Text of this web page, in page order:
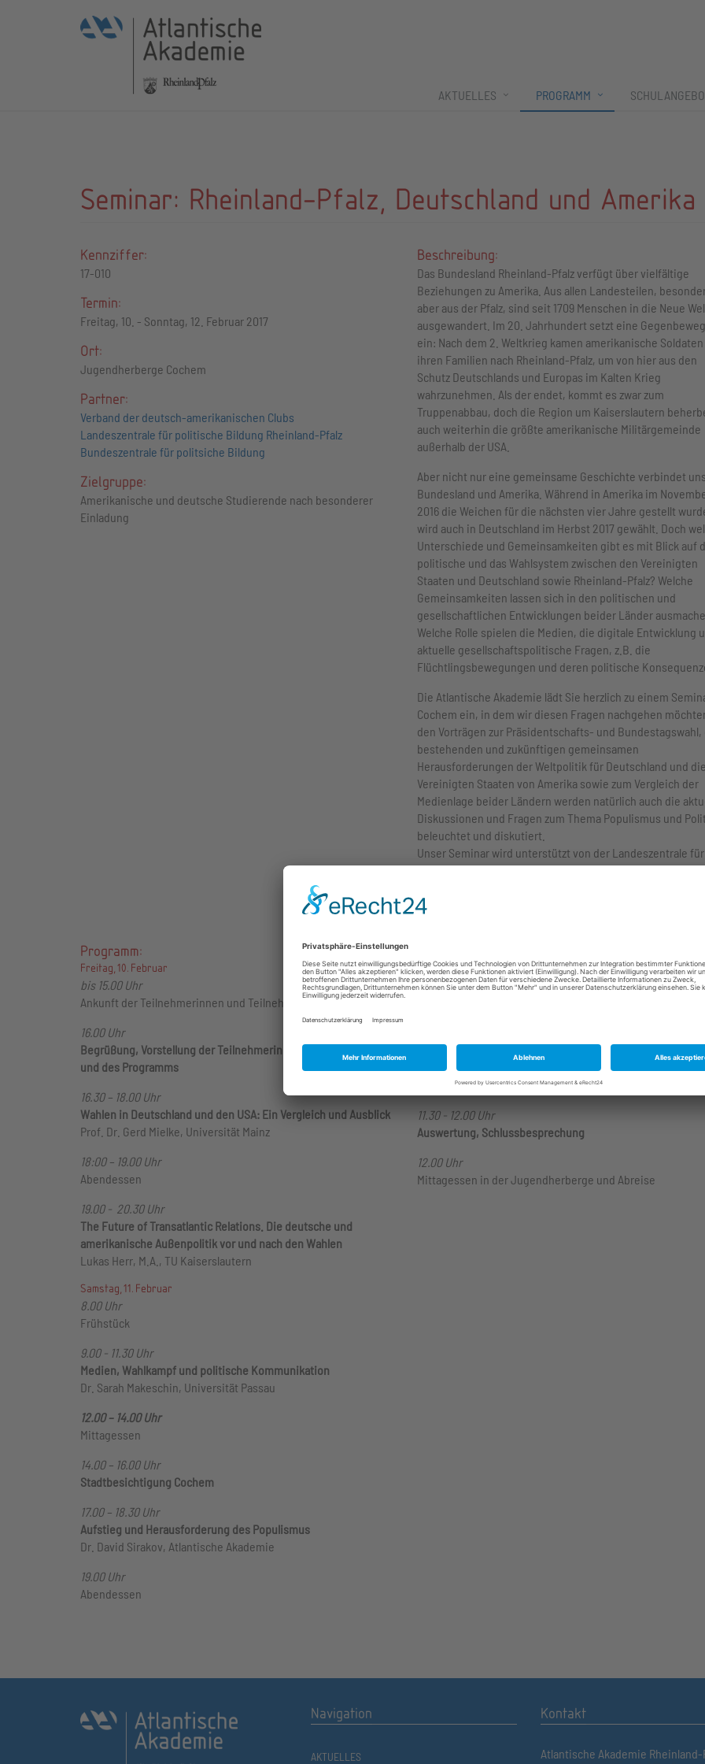
AKTUELLES PROGRAMM
Seminar: Rheinland-Pfalz, Deutschland und Amerika
Kennziffer:
17-010
Termin:
Freitag, 10. - Sonntag, 12. Februar 2017
Ort:
Jugendherberge Cochem
Partner:
Verband der deutsch-amerikanischen Clubs
Landeszentrale für politische Bildung Rheinland-Pfalz
Bundeszentrale für politsiche Bildung
Zielgruppe:
Amerikanische und deutsche Studierende nach besonderer
Einladung
Beschreibung:
Das Bundesland Rheinland-Pfalz verfügt über vielfältige
Beziehungen zu Amerika. Aus allen Landesteilen,
aber aus der Pfalz, sind seit 1709 Menschen in die Neue
ausgewandert. Im 20. Jahrhundert setzt eine
ein: Nach dem 2. Weltkrieg kamen amerikanische
ihren Familien nach Rheinland-Pfalz, um von hier aus den
Schutz Deutschlands und Europas im Kalten Krieg
wahrzunehmen. Als der endet, kommt es zwar zum
Truppenabbau, doch die Region um Kaiserslautern
auch weiterhin die größte amerikanische Militärgemeinde
außerhalb der USA.
Aber nicht nur eine gemeinsame Geschichte verbindet
Bundesland und Amerika. Während in Amerika im
2016 die Weichen für die nächsten vier Jahre gestellt
wird auch in Deutschland im Herbst 2017 gewählt. Doch
Unterschiede und Gemeinsamkeiten gibt es mit Blick auf
politische und das Wahlsystem zwischen den Vereinigten
Staaten und Deutschland sowie Rheinland-Pfalz? Welche
Gemeinsamkeiten lassen sich in den politischen und
gesellschaftlichen Entwicklungen beider Länder
Welche Rolle spielen die Medien, die digitale Entwicklung
aktuelle gesellschaftspolitische Fragen, z.B. die
Flüchtlingsbewegungen und deren politische
Die Atlantische Akademie lädt Sie herzlich zu einem
Cochem ein, in dem wir diesen Fragen nachgehen
den Vorträgen zur Präsidentschafts- und Bundestagswahl,
bestehenden und zukünftigen gemeinsamen
Herausforderungen der Weltpolitik für Deutschland und
Vereinigten Staaten von Amerika sowie zum Vergleich der
Medienlage beider Ländern werden natürlich auch die
Diskussionen und Fragen zum Thema Populismus und
beleuchtet und diskutiert.
Unser Seminar wird unterstützt von der Landeszentrale für
politische Bildung und dem Verband Deutsch-
Wir freuen uns auf Ihr Kommen! See you in Cochem!
Programm:
Freitag, 10. Februar
bis 15.00 Uhr
Ankunft der Teilnehmerinnen und Teilnehmer
16.00 Uhr
Begrüßung, Vorstellung der Teilnehmerinnen und Teilnehmer
und des Programms
16.30 – 18.00 Uhr
Wahlen in Deutschland und den USA: Ein Vergleich und Ausblick
Prof. Dr. Gerd Mielke, Universität Mainz
18:00 – 19.00 Uhr
Abendessen
19.00 - 20.30 Uhr
The Future of Transatlantic Relations. Die deutsche und
amerikanische Außenpolitik vor und nach den Wahlen
Lukas Herr, M.A., TU Kaiserslautern
Samstag, 11. Februar
8.00 Uhr
Frühstück
9.00 - 11.30 Uhr
Medien, Wahlkampf und politische Kommunikation
Dr. Sarah Makeschin, Universität Passau
12.00 – 14.00 Uhr
Mittagessen
14.00 – 16.00 Uhr
Stadtbesichtigung Cochem
17.00 – 18.30 Uhr
Aufstieg und Herausforderung des Populismus
Dr. David Sirakov, Atlantische Akademie
19.00 Uhr
Abendessen
Sonntag, 12. Februar
8.30 Uhr
Migrationspolitik in den USA und in Europa. Unterschiede,
Gemeinsamkeiten und Herausforderungen
Sascha Krannich, Westfälische Wilhelms-Universität
11.30 - 12.00 Uhr
Auswertung, Schlussbesprechung
12.00 Uhr
Mittagessen in der Jugendherberge und Abreise
Navigation
AKTUELLES
Kontakt
Atlantische Akademie Rheinland-